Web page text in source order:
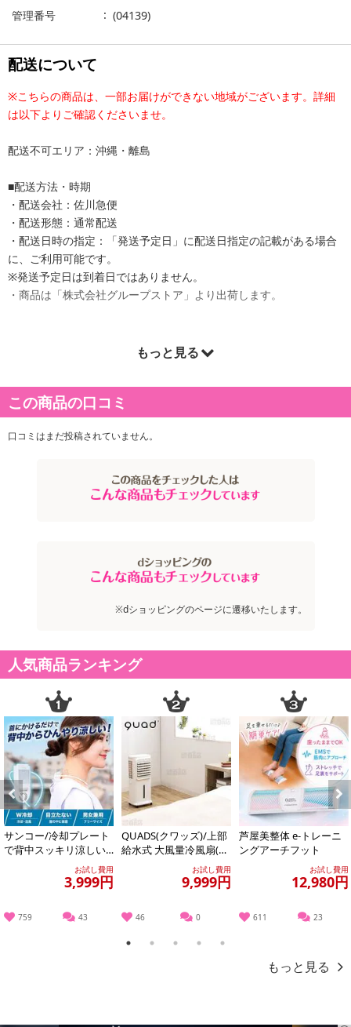
管理番号
(04139)
配送について
※こちらの商品は、一部お届けができない地域がございます。詳細
は以下よりご確認くださいませ。
配送不可エリア：沖縄・離島
■配送方法・時期
・配送会社：佐川急便
・配送形態：通常配送
・配送日時の指定：「発送予定日」に配送日指定の記載がある場合
に、ご利用可能です。
※発送予定日は到着日ではありません。
・商品は「株式会社グループストア」より出荷します。
・原産国（最終加工地）：中国
・その他商品仕様：バッテリー容量：約1,500mAh、電源：21V充電
【賞味・消費期限のある商品について】
【キャンセルについて】
記載されている内容を必ずご確認いただき、お届けする商品セット
参考の掲載画像や画像内のバーコードなど、お届け商品と多少異な
る場合がございます。
また、[新たな加工食品の原料原産地表示制度]の経過措置期間の終
了により、商品詳細内に記載の原産国・原材料の表記が旧表記の場
合がございます。
あらかじめご了承いただいた上でお申込みください。なお、本理由
によるお申込み後のキャンセル・返品交換は対応いたしかねます。
【お支払いについて】
※お支払い方法は、電話料金合算払い、クレジットカード払い、dポ
イントがご利用いただけます。
【発送・お届け・商品について】
ます。
また、お届け日時のご指定は、お受けできません。宅配業者からの
もっと見る
この商品の口コミ
口コミはまだ投稿されていません。
※dショッピングのページに遷移いたします。
人気商品ランキング
Previous
サンコー/冷却プレート
で背中スッキリ涼しい
「セナクール」 (冷却プ
レート&送風の...
お試し費用
3,999円
759 43
QUADS(クワッズ)/上部
給水式 大風量冷風扇(リ
モコン/保冷材/キャスタ
お試し費用
9,999円
46 0
芦屋美整体 e-トレーニ
ングアーチフット
お試し費用
12,980円
611 23
Next
1 2 3 4 5
もっと見る